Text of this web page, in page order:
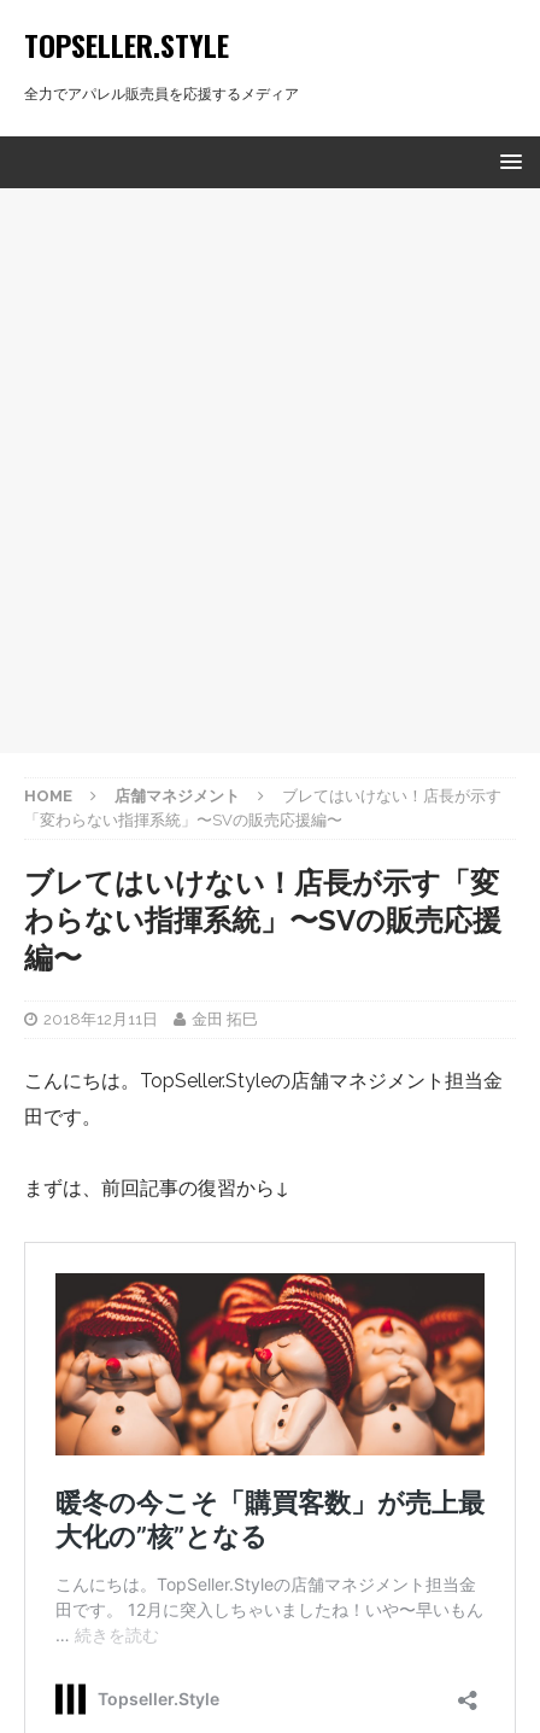
TOPSELLER.STYLE
全力でアパレル販売員を応援するメディア
HOME 店舗マネジメント
ブレてはいけない！店長が示す
「変わらない指揮系統」〜SVの販売応援編〜
ブレてはいけない！店長が示す「変
わらない指揮系統」〜SVの販売応援
編〜
2018年12月11日 金田 拓巳
こんにちは。TopSeller.Styleの店舗マネジメント担当金
田です。
まずは、前回記事の復習から↓